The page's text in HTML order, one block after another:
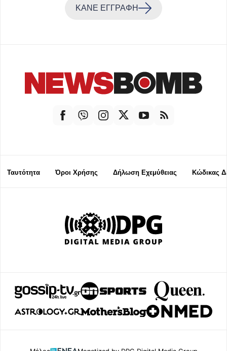
ΚΑΝΕ ΕΓΓΡΑΦΗ
Ταυτότητα Όροι Χρήσης Δήλωση Εχεμύθειας Κώδικας